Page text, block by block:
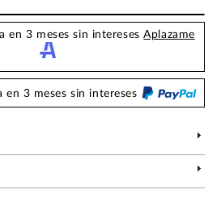
en 3 meses sin interesesAplazame
en 3 meses sin intereses